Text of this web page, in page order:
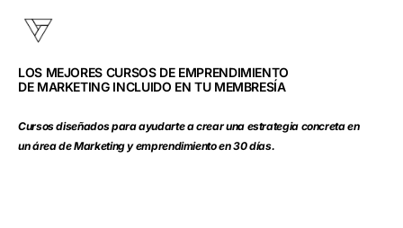
LOS MEJORES CURSOS DE EMPRENDIMIENTO
DE MARKETING INCLUIDO EN TU MEMBRESÍA
Cursos diseñados para ayudarte a crear una estrategia concreta en
un área de Marketing y emprendimiento en 30 días.